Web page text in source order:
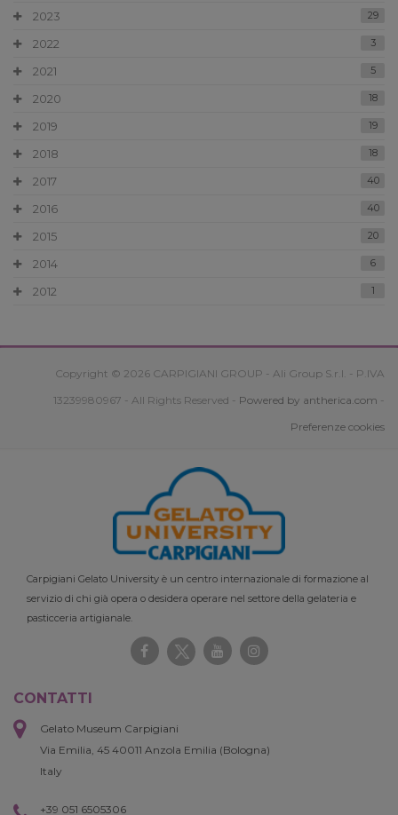
2023 29
2022 3
2021 5
2020 18
2019 19
2018 18
2017 40
2016 40
2015 20
2014 6
2012 1
Copyright © 2026 CARPIGIANI GROUP - Ali Group S.r.l. - P.IVA
13239980967 - All Rights Reserved - Powered by antherica.com -
Preferenze cookies
Carpigiani Gelato University è un centro internazionale di formazione al
servizio di chi già opera o desidera operare nel settore della gelateria e
pasticceria artigianale.
CONTATTI
Gelato Museum Carpigiani
Via Emilia, 45 40011 Anzola Emilia (Bologna)
Italy
+39 051 6505306